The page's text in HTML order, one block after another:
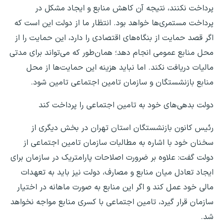
پرداخت نکنند، نتیجه آن کاهش منابع و ایجاد مشکل در
پرداخت مستمری‌ها خواهد بود. انتظار ما از دولت این است که
اگر قصد حمایت از بنگاه‌های اقتصادی را دارد، این حمایت را از
محل منابع عمومی انجام دهد؛ همان‌طور که می‌تواند برای مدتی
مالیات دریافت نکند. اما نباید هزینه این حمایت‌ها از محل
منابع بازنشستگان و سازمان تامین اجتماعی تامین شود.
دولت بدهی‌های خود به تامین اجتماعی را پرداخت کند
رئیس کانون بازنشستگان استان تهران در بخش دیگری از
سخنان خود با اشاره به مطالبات سازمان تامین اجتماعی از
دولت گفت: علاوه بر ضرورت اصلاحات پارامتریک در سازمان برای
ایجاد تعادل میان منابع و مصارف، دولت نیز باید به تعهدات
مالی خود عمل کند و اگر این منابع به صورت ماهانه در اختیار
سازمان قرار گیرد، تامین اجتماعی با کسری منابع مواجه نخواهد
شد.